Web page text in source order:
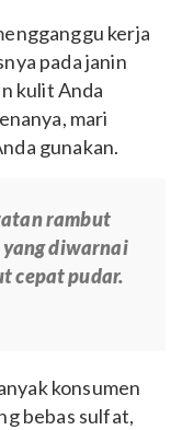
kerja
pada janin
kulit Anda
mari
gunakan.
rambut
diwarnai
cepat pudar.
konsumen
bebas sulfat,